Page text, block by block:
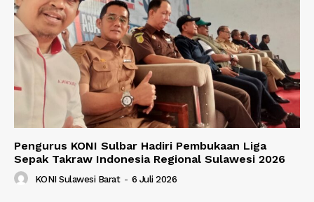
Pengurus KONI Sulbar Hadiri Pembukaan Liga
Sepak Takraw Indonesia Regional Sulawesi 2026
KONI Sulawesi Barat - 6 Juli 2026